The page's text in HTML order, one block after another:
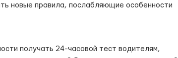
новые правила, послабляющие особенности
получать 24-часовой тест водителям,